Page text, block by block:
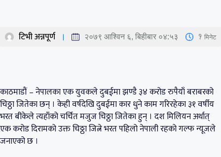
टिभी अन्नपूर्ण २०७९ आश्विन ६, बिहीबार ०४:५३ 1 मिनेट
काठमाडौं – नेपालका एक युवकले दुबईमा झण्डै ३४ करोड रुपैयाँ बराबरको
चिठ्ठा जितेका छन् । केही वर्षदेखि दुबईमा कार धुने काम गरिरहेका ३१ वर्षीय
भरत बीकेले त्यहाँको चर्चित मजुज चिठ्ठा जितेका हुन् । दश मिलियन अर्थात्
एक करोड दिरामको उक्त चिठ्ठा जित्ने भरत पहिलो नेपाली रहको गल्फ न्यूजले
जनाएको छ ।